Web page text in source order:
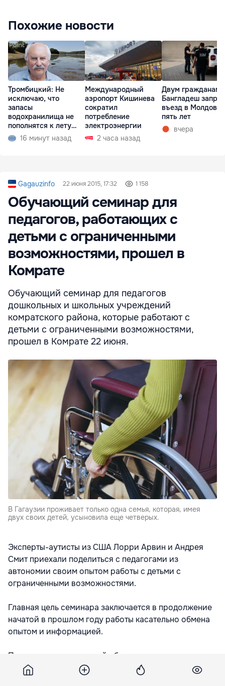
Похожие новости
Тромбицкий: Не
исключаю, что
запасы
водохранилища не
пополнятся к лету
2027 года
16 минут назад
Международный
аэропорт Кишинева
сократил
потребление
электроэнергии
2 часа назад
Двум гражданам
Бангладеш
въезд в Молдову
пять лет
вчера
Gagauzinfo 22 июня 2015, 17:32 1 158
Обучающий семинар для
педагогов, работающих с
детьми с ограниченными
возможностями, прошел в
Комрате
Обучающий семинар для педагогов
дошкольных и школьных учреждений
комратского района, которые работают с
детьми с ограниченными возможностями,
прошел в Комрате 22 июня.
В Гагаузии проживает только одна семья, которая, имея
двух своих детей, усыновила еще четверых.
Эксперты-аутисты из США Лорри Арвин и Андрея
Смит приехали поделиться с педагогами из
автономии своим опытом работы с детьми с
ограниченными возможностями.
Главная цель семинара заключается в продолжение
начатой в прошлом году работы касательно обмена
опытом и информацией.
По словам исполняющей обязанности начальника
службы психо-педагогической помощи, при